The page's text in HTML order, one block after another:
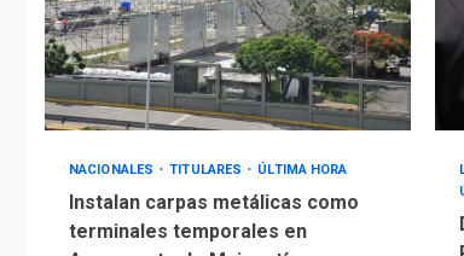
NACIONALES TITULARES ÚLTIMA HORA
Instalan carpas metálicas como
terminales temporales en